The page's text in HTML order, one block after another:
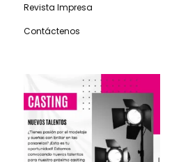
Revista Impresa
Contáctenos